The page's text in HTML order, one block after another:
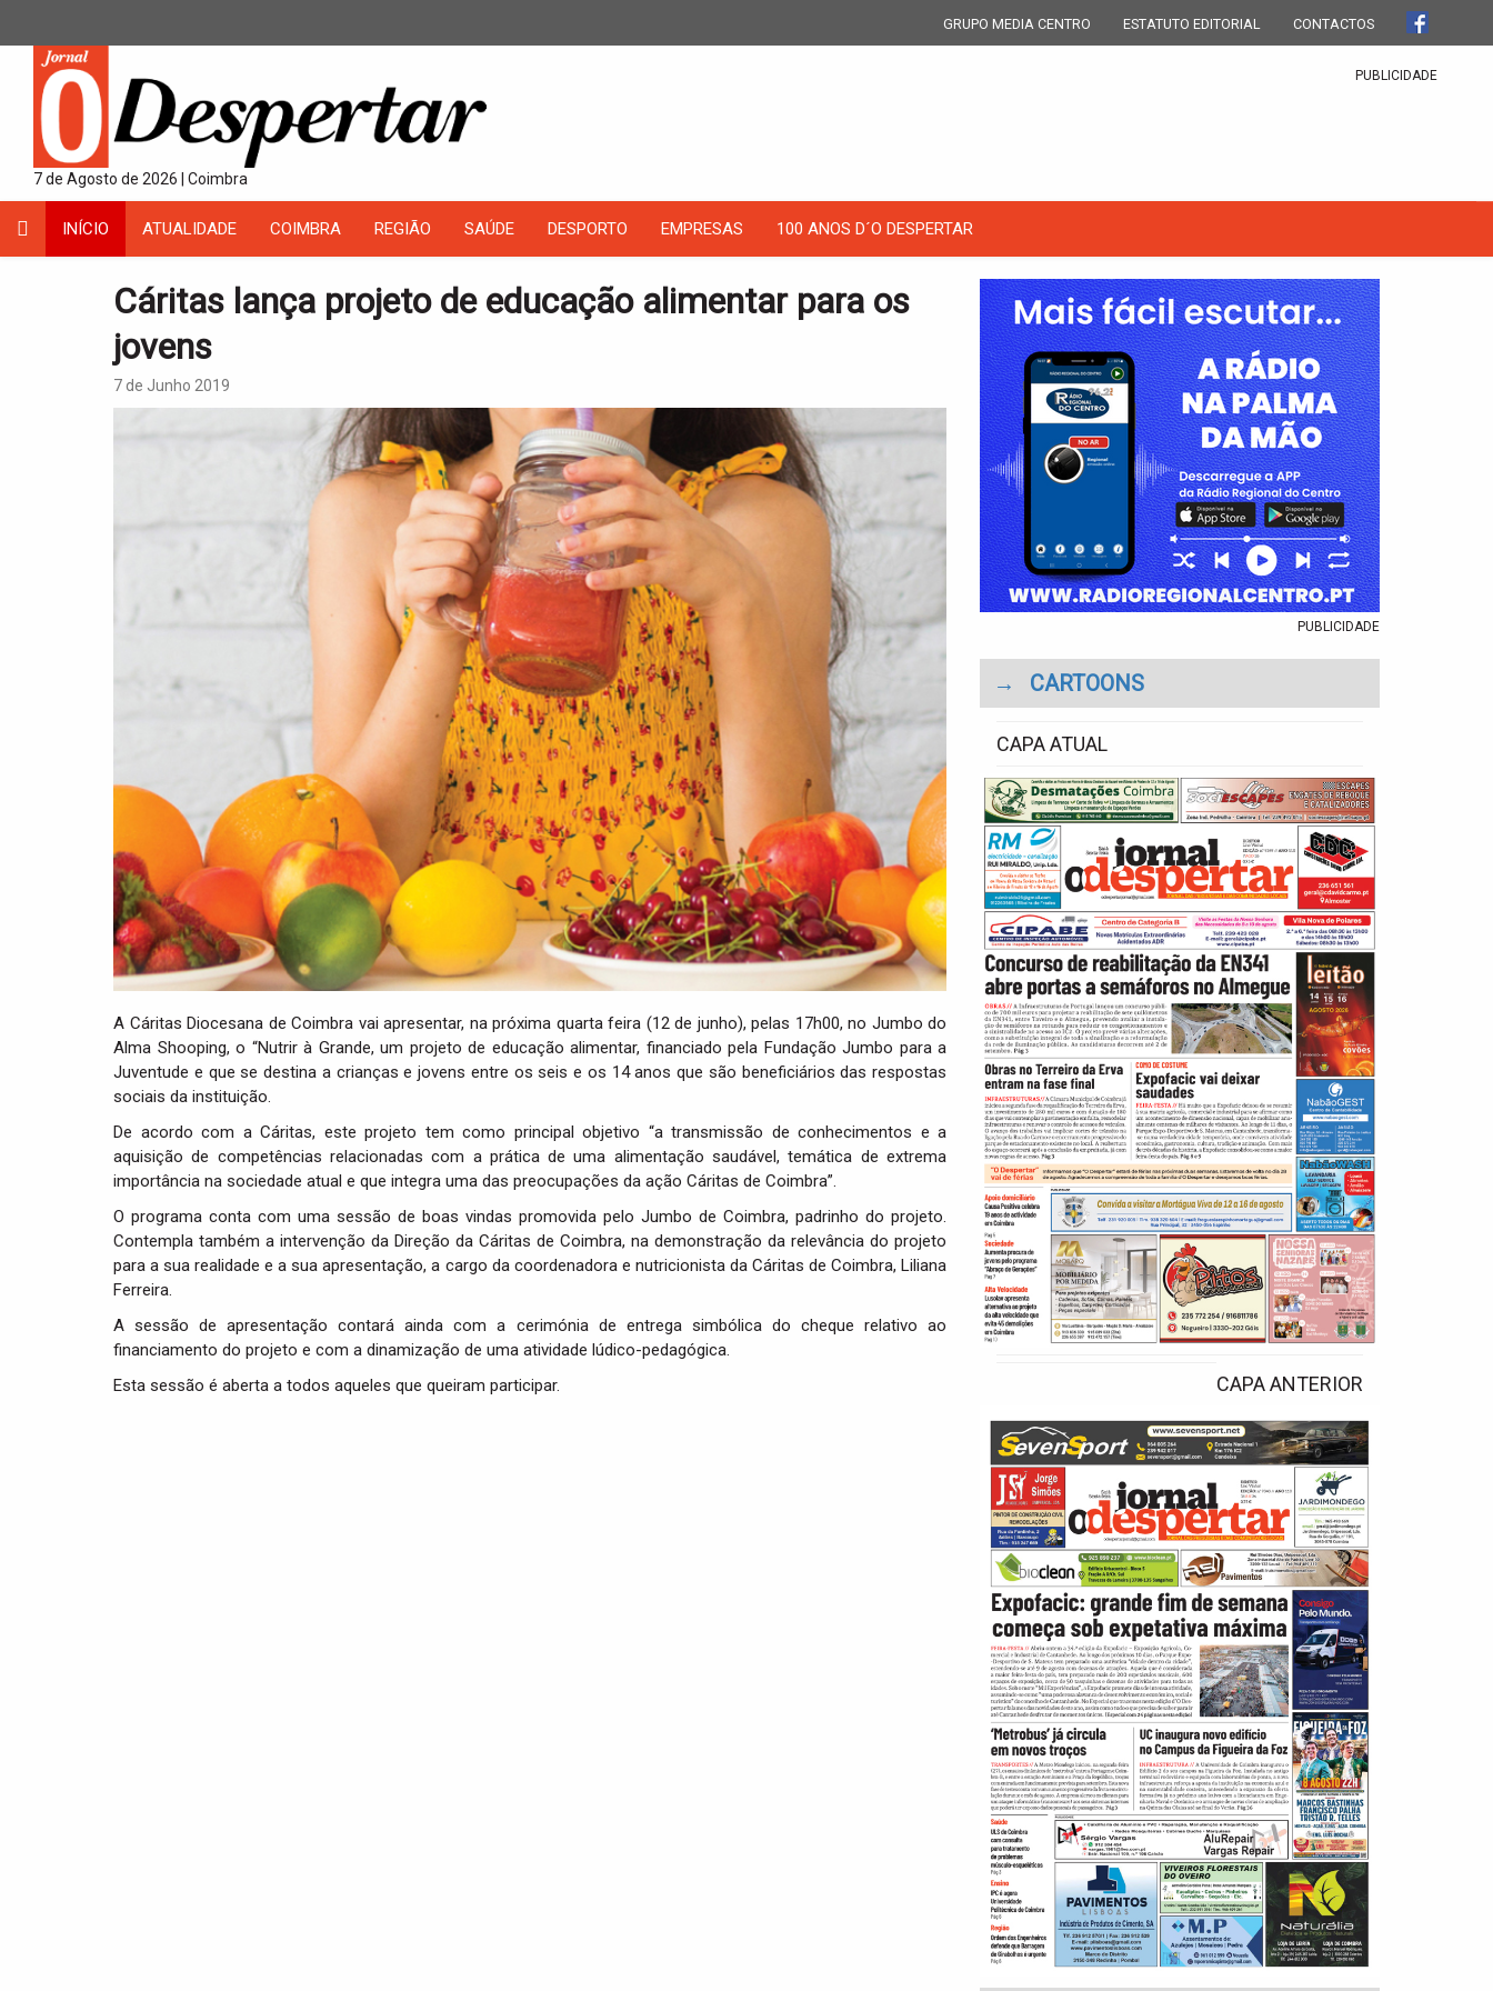
GRUPO MEDIA CENTRO ESTATUTO EDITORIAL CONTACTOS
7 de Agosto de 2026 | Coimbra
PUBLICIDADE
INÍCIO ATUALIDADE COIMBRA REGIÃO SAÚDE DESPORTO EMPRESAS 100 ANOS D´O DESPERTAR
Cáritas lança projeto de educação alimentar para os
jovens
7 de Junho 2019
A Cáritas Diocesana de Coimbra vai apresentar, na próxima quarta feira (12 de junho), pelas 17h00, no Jumbo do
Alma Shooping, o “Nutrir à Grande, um projeto de educação alimentar, financiado pela Fundação Jumbo para a
Juventude e que se destina a crianças e jovens entre os seis e os 14 anos que são beneficiários das respostas
sociais da instituição.
De acordo com a Cáritas, este projeto tem como principal objetivo “a transmissão de conhecimentos e a
aquisição de competências relacionadas com a prática de uma alimentação saudável, temática de extrema
importância na sociedade atual e que integra uma das preocupações da ação Cáritas de Coimbra”.
O programa conta com uma sessão de boas vindas promovida pelo Jumbo de Coimbra, padrinho do projeto.
Contempla também a intervenção da Direção da Cáritas de Coimbra, na demonstração da relevância do projeto
para a sua realidade e a sua apresentação, a cargo da coordenadora e nutricionista da Cáritas de Coimbra, Liliana
Ferreira.
A sessão de apresentação contará ainda com a cerimónia de entrega simbólica do cheque relativo ao
financiamento do projeto e com a dinamização de uma atividade lúdico-pedagógica.
Esta sessão é aberta a todos aqueles que queiram participar.
PUBLICIDADE
→ CARTOONS
CAPA ATUAL
CAPA ANTERIOR